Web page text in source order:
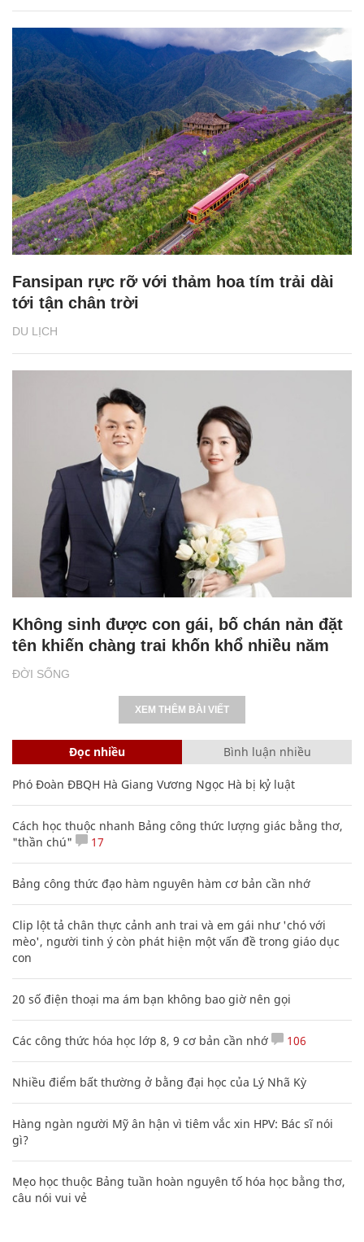
DU LỊCH
Fansipan rực rỡ với thảm hoa tím trải dài
tới tận chân trời
ĐỜI SỐNG
Không sinh được con gái, bố chán nản đặt
tên khiến chàng trai khốn khổ nhiều năm
XEM THÊM BÀI VIẾT
Đọc nhiều Bình luận nhiều
Phó Đoàn ĐBQH Hà Giang Vương Ngọc Hà bị kỷ luật
Cách học thuộc nhanh Bảng công thức lượng giác bằng thơ,
"thần chú"
17
Bảng công thức đạo hàm nguyên hàm cơ bản cần nhớ
Clip lột tả chân thực cảnh anh trai và em gái như 'chó với
mèo', người tinh ý còn phát hiện một vấn đề trong giáo dục
con
20 số điện thoại ma ám bạn không bao giờ nên gọi
Các công thức hóa học lớp 8, 9 cơ bản cần nhớ 106
Nhiều điểm bất thường ở bằng đại học của Lý Nhã Kỳ
Hàng ngàn người Mỹ ân hận vì tiêm vắc xin HPV: Bác sĩ nói
gì?
Mẹo học thuộc Bảng tuần hoàn nguyên tố hóa học bằng thơ,
câu nói vui vẻ